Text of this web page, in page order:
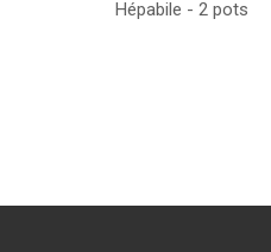
Hépabile - 2 pots